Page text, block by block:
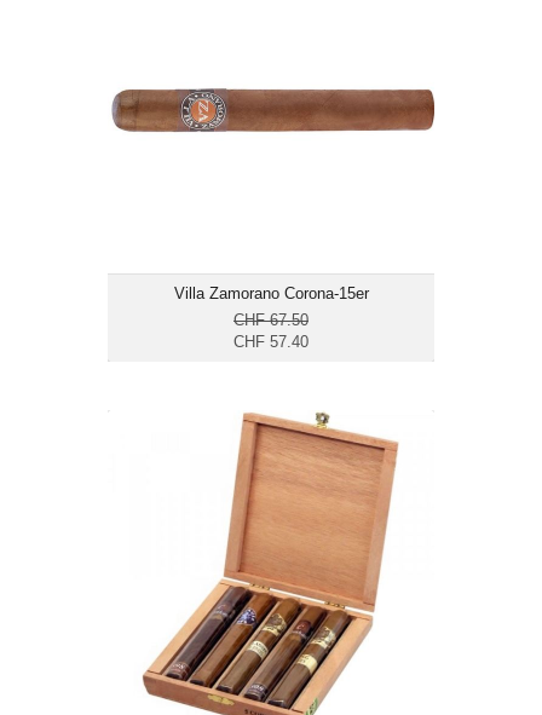
Villa Zamorano Corona-15er
CHF 67.50
CHF 57.40
Länge: 12.7
mittelkräftig
Corona Seleccion Dominikanische
Republik-5er
CHF 48.90
Format: Corona